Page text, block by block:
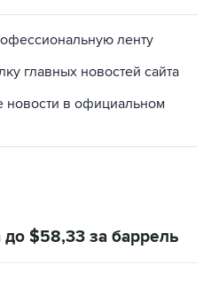
ленту
главных новостей сайта
новости в официальном
$58,33 за баррель